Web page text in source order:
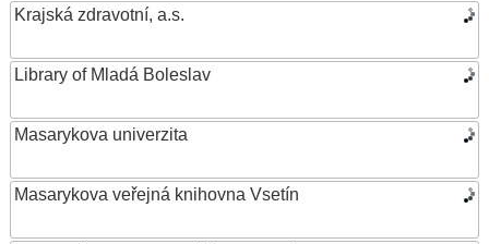
Krajská zdravotní, a.s.
Library of Mladá Boleslav
Masarykova univerzita
Masarykova veřejná knihovna Vsetín